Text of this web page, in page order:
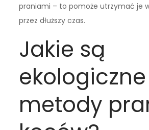
praniami – to pomoże utrzymać je
przez dłuższy czas.
Jakie są
ekologiczne
metody